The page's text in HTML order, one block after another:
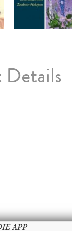
Details
APP